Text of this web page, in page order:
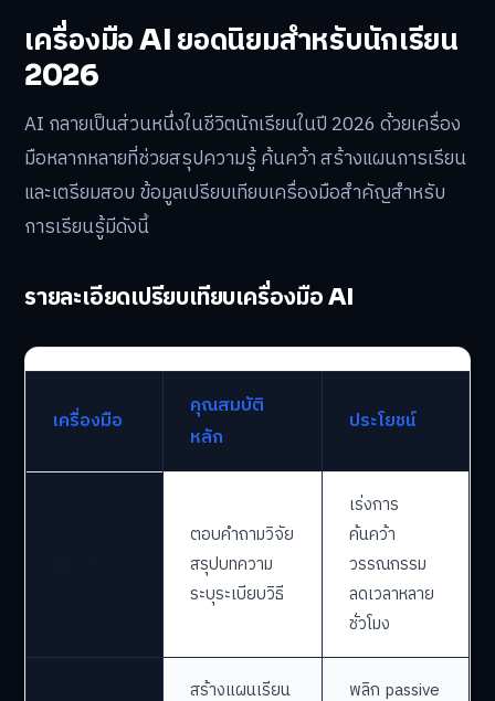
เครื่องมือ AI ยอดนิยมสำหรับนักเรียน
2026
AI กลายเป็นส่วนหนึ่งในชีวิตนักเรียนในปี 2026 ด้วยเครื่อง
มือหลากหลายที่ช่วยสรุปความรู้ ค้นคว้า สร้างแผนการเรียน
และเตรียมสอบ ข้อมูลเปรียบเทียบเครื่องมือสำคัญสำหรับ
การเรียนรู้มีดังนี้
รายละเอียดเปรียบเทียบเครื่องมือ AI
เครื่องมือ
คุณสมบัติ
หลัก
ประโยชน์
ตอบคำถามวิจัย
สรุปบทความ
ระบุระเบียบวิธี
เร่งการ
ค้นคว้า
วรรณกรรม
ลดเวลาหลาย
ชั่วโมง
สร้างแผนเรียน
พลิก passive